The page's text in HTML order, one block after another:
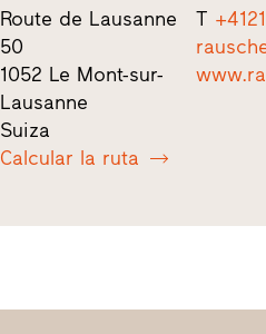
Route de Lausanne
50
1052 Le Mont-sur-
Lausanne
Suiza
Calcular la ruta
T